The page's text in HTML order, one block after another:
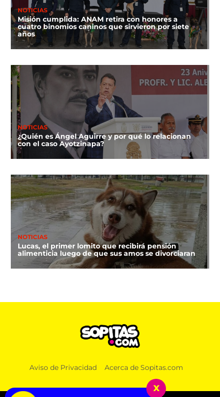
NOTICIAS
Misión cumplida: ANAM retira con honores a
cuatro binomios caninos que sirvieron por siete
años
NOTICIAS
¿Quién es Ángel Aguirre y por qué lo relacionan
con el caso Ayotzinapa?
NOTICIAS
Lucas, el primer lomito que recibirá pensión
alimenticia luego de que sus amos se divorciaran
Aviso de Privacidad Acerca de Sopitas.com
x